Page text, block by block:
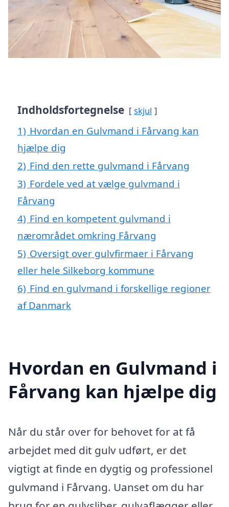
Indholdsfortegnelse skjul
1) Hvordan en Gulvmand i Fårvang kan
hjælpe dig
2) Find den rette gulvmand i Fårvang
3) Fordele ved at vælge gulvmand i
Fårvang
4) Find en kompetent gulvmand i
nærområdet omkring Fårvang
5) Oversigt over gulvfirmaer i Fårvang
eller hele Silkeborg kommune
6) Find en gulvmand i forskellige regioner
af Danmark
Hvordan en Gulvmand i
Fårvang kan hjælpe dig
Når du står over for behovet for at få
arbejdet med dit gulv udført, er det
vigtigt at finde en dygtig og professionel
gulvmand i Fårvang. Uanset om du har